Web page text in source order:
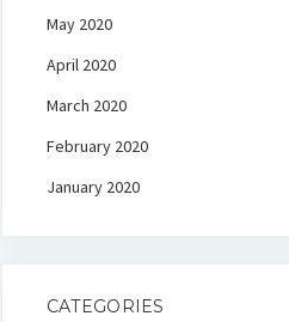
May 2020
April 2020
March 2020
February 2020
January 2020
CATEGORIES